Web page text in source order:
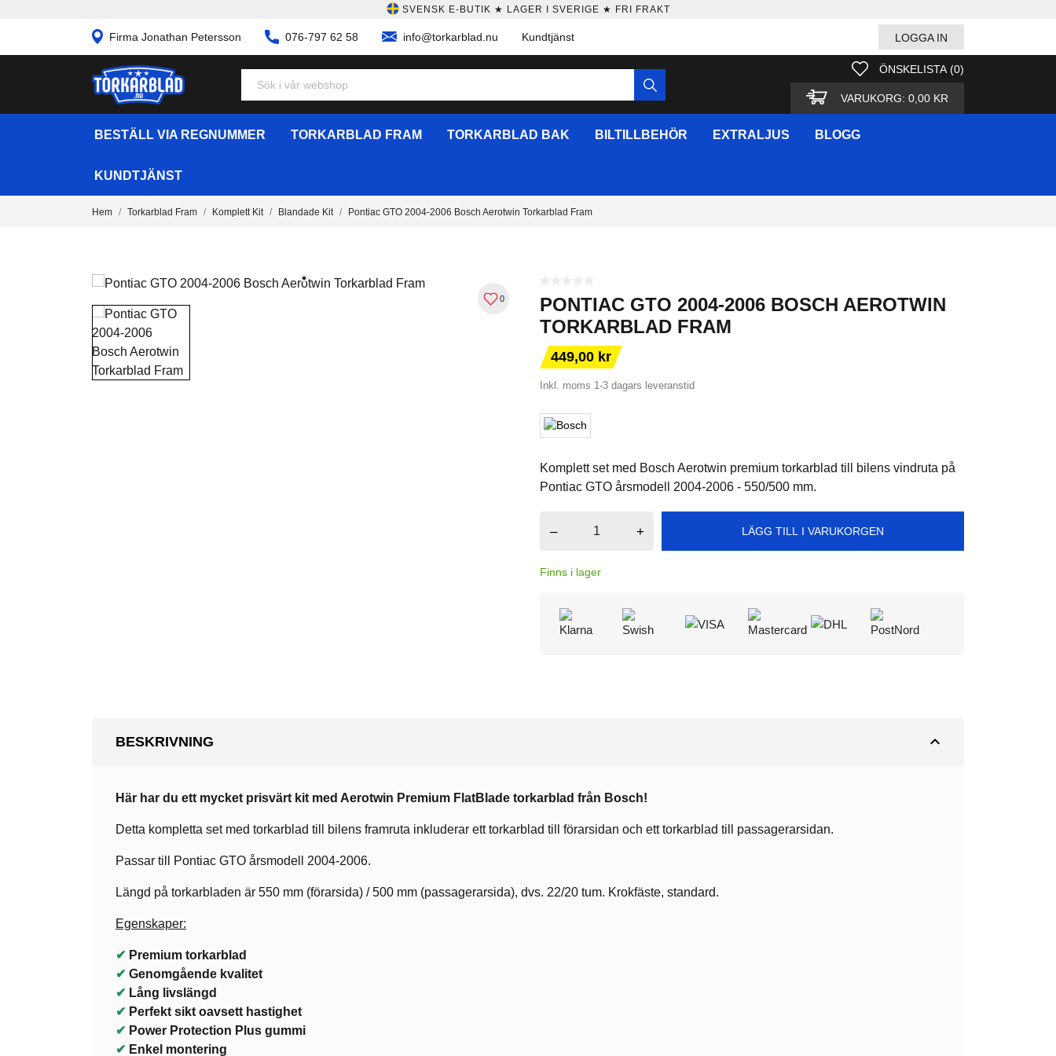
SVENSK E-BUTIK ★ LAGER I SVERIGE ★ FRI FRAKT
Firma Jonathan Petersson 076-797 62 58 info@torkarblad.nu Kundtjänst LOGGA IN
ÖNSKELISTA (0)
VARUKORG: 0,00 KR
BESTÄLL VIA REGNUMMER TORKARBLAD FRAM TORKARBLAD BAK BILTILLBEHÖR EXTRALJUS BLOGG
KUNDTJÄNST
Hem Torkarblad Fram Komplett Kit Blandade Kit Pontiac GTO 2004-2006 Bosch Aerotwin Torkarblad Fram
0
PONTIAC GTO 2004-2006 BOSCH AEROTWIN
TORKARBLAD FRAM
449,00 kr
Inkl. moms 1-3 dagars leveranstid
Komplett set med Bosch Aerotwin premium torkarblad till bilens vindruta på
Pontiac GTO årsmodell 2004-2006 - 550/500 mm.
– + LÄGG TILL I VARUKORGEN
Finns i lager
expand_less
BESKRIVNING
Här har du ett mycket prisvärt kit med Aerotwin Premium FlatBlade torkarblad från Bosch!
Detta kompletta set med torkarblad till bilens framruta inkluderar ett torkarblad till förarsidan och ett torkarblad till passagerarsidan.
Passar till Pontiac GTO årsmodell 2004-2006.
Längd på torkarbladen är 550 mm (förarsida) / 500 mm (passagerarsida), dvs. 22/20 tum. Krokfäste, standard.
Egenskaper:
✔ Premium torkarblad
✔ Genomgående kvalitet
✔ Lång livslängd
✔ Perfekt sikt oavsett hastighet
✔ Power Protection Plus gummi
✔ Enkel montering